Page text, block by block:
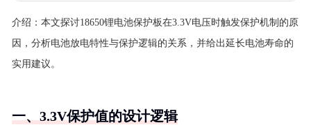
介绍： 本文探讨18650锂电池保护板在3.3V电压时触发保护机制的原
因，分析电池放电特性与保护逻辑的关系，并给出延长电池寿命的
实用建议。
一、3.3V保护值的设计逻辑